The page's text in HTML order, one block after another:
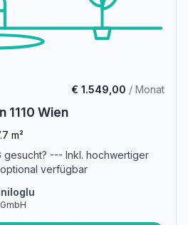
€ 1.549,00 / Monat
1110 Wien
m²
gesucht? --- Inkl. hochwertiger
verfügbar